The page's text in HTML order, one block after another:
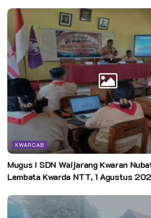
KWARCAB
Mugus I SDN Waijarang Kwaran
Lembata Kwarda NTT, 1 Agustus